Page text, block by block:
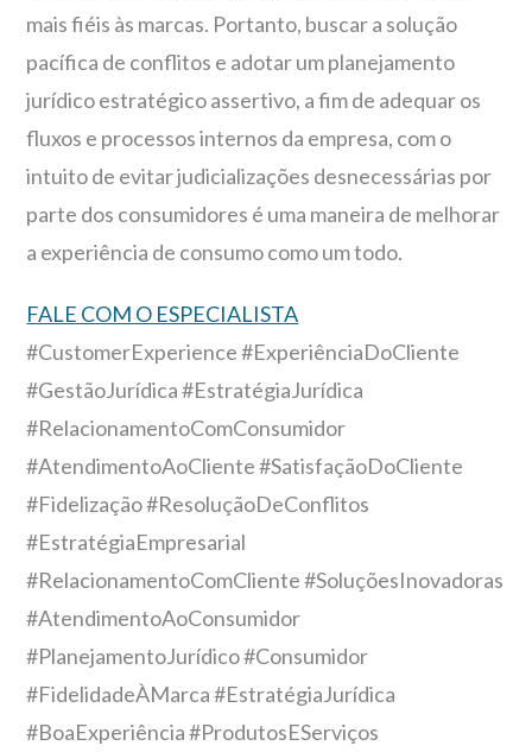
mais fiéis às marcas. Portanto, buscar a solução
pacífica de conflitos e adotar um planejamento
jurídico estratégico assertivo, a fim de adequar os
fluxos e processos internos da empresa, com o
intuito de evitar judicializações desnecessárias por
parte dos consumidores é uma maneira de melhorar
a experiência de consumo como um todo.
FALE COM O ESPECIALISTA
#CustomerExperience #ExperiênciaDoCliente
#GestãoJurídica #EstratégiaJurídica
#RelacionamentoComConsumidor
#AtendimentoAoCliente #SatisfaçãoDoCliente
#Fidelização #ResoluçãoDeConflitos
#EstratégiaEmpresarial
#RelacionamentoComCliente #SoluçõesInovadoras
#AtendimentoAoConsumidor
#PlanejamentoJurídico #Consumidor
#FidelidadeÀMarca #EstratégiaJurídica
#BoaExperiência #ProdutosEServiços